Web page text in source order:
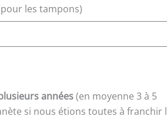
les tampons)
années(en moyenne 3 à 5
si nous étions toutes à franchir